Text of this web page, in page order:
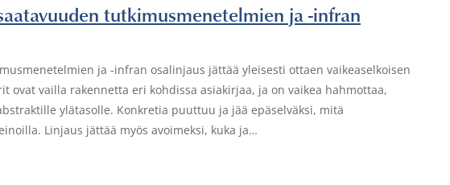
tutkimusmenetelmien ja -infran
ja -infran osalinjaus jättää yleisesti ottaen vaikeaselkoisen
vailla rakennetta eri kohdissa asiakirjaa, ja on vaikea hahmottaa,
ylätasolle. Konkretia puuttuu ja jää epäselväksi, mitä
Linjaus jättää myös avoimeksi, kuka ja…